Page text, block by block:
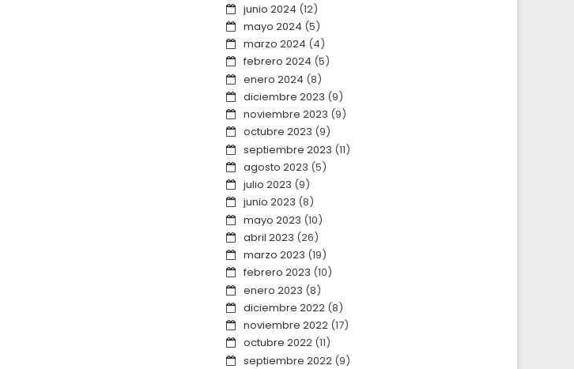
junio 2024 (12)
mayo 2024 (5)
marzo 2024 (4)
febrero 2024 (5)
enero 2024 (8)
diciembre 2023 (9)
noviembre 2023 (9)
octubre 2023 (9)
septiembre 2023 (11)
agosto 2023 (5)
julio 2023 (9)
junio 2023 (8)
mayo 2023 (10)
abril 2023 (26)
marzo 2023 (19)
febrero 2023 (10)
enero 2023 (8)
diciembre 2022(8)
noviembre 2022(17)
octubre 2022(11)
septiembre 2022(9)